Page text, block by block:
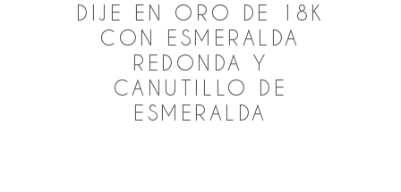
DIJE EN ORO DE 18K
CON ESMERALDA
REDONDA Y
CANUTILLO DE
ESMERALDA